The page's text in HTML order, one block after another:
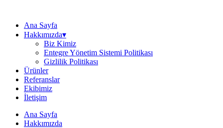
Ana Sayfa
Hakkımızda▾
Biz Kimiz
Entegre Yönetim Sistemi Politikası
Gizlilik Politikası
Ürünler
Referanslar
Ekibimiz
İletişim
Ana Sayfa
Hakkımızda